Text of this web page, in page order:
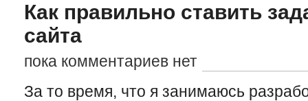
Как правильно ставить
сайта
пока комментариев нет
За то время, что я занимаюсь